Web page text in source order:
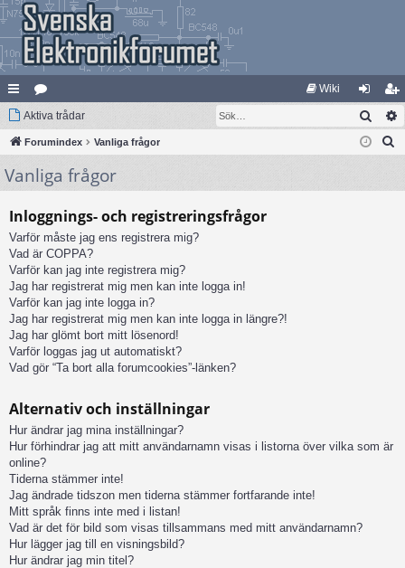
na
bb
lä
ar
at
eg
ori
Wiki
og
ga
li
m
Aktiva trådar Sök
Forumindex Vanliga frågor
Vanliga frågor
Inloggnings- och registreringsfrågor
Varför måste jag ens registrera mig?
Vad är COPPA?
Varför kan jag inte registrera mig?
Jag har registrerat mig men kan inte logga in!
Varför kan jag inte logga in?
Jag har registrerat mig men kan inte logga in längre?!
Jag har glömt bort mitt lösenord!
Varför loggas jag ut automatiskt?
Vad gör “Ta bort alla forumcookies”-länken?
Alternativ och inställningar
Hur ändrar jag mina inställningar?
Hur förhindrar jag att mitt användarnamn visas i listorna över vilka som är
online?
Tiderna stämmer inte!
Jag ändrade tidszon men tiderna stämmer fortfarande inte!
Mitt språk finns inte med i listan!
Vad är det för bild som visas tillsammans med mitt användarnamn?
Hur lägger jag till en visningsbild?
Hur ändrar jag min titel?